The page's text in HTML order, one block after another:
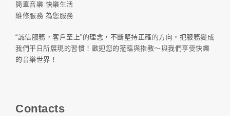
簡單音樂 快樂生活
維修服務 為您服務
“誠信服務，客戶至上”的理念，不斷堅持正確的方向，把服務變成
我們平日所展現的習慣！歡迎您的蒞臨與指教～與我們享受快樂
的音樂世界！
Contacts